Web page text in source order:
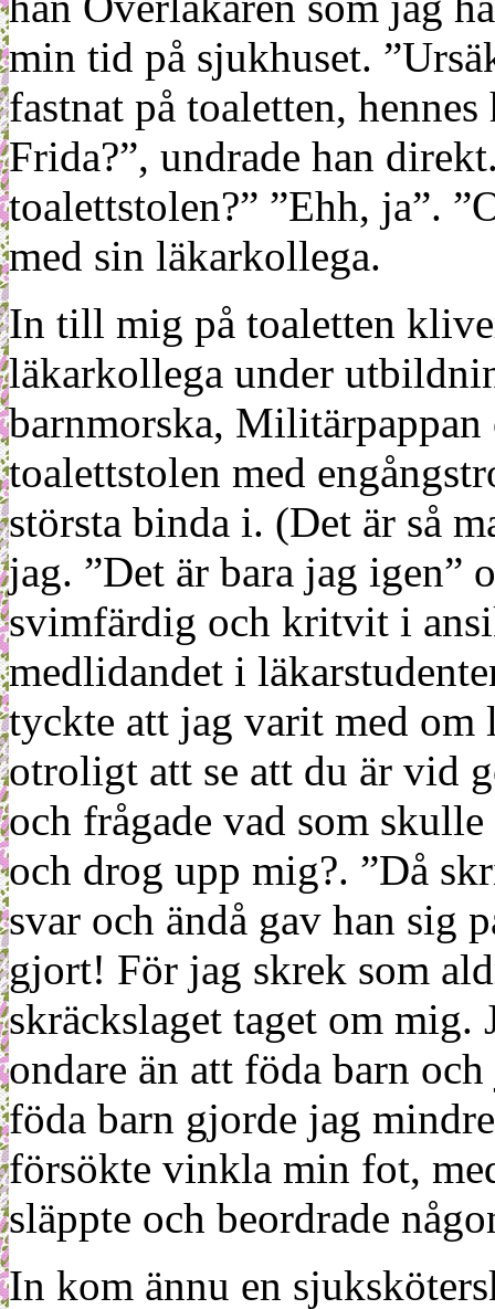
min tid på sjukhuset.
fastnat på toaletten,
Frida?”, undrade han
toalettstolen?” ”Ehh, ja”.
med sin läkarkollega.
In till mig på toaletten
läkarkollega under
barnmorska,
toalettstolen med
största binda i. (Det är så
jag. ”Det är bara jag igen”
svimfärdig och kritvit i
medlidandet i
tyckte att jag varit med
otroligt att se att du är vid
och frågade vad som
och drog upp mig?. ”Då
svar och ändå gav han sig
gjort! För jag skrek som
skräckslaget taget om mig.
ondare än att föda barn
föda barn gjorde jag
försökte vinkla min fot,
släppte och beordrade
In kom ännu en